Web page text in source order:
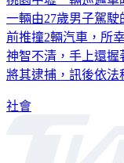
一輛由27歲男子駕
前推撞2輛汽車，所
神智不清，手上還握
將其逮捕，訊後依法
社會